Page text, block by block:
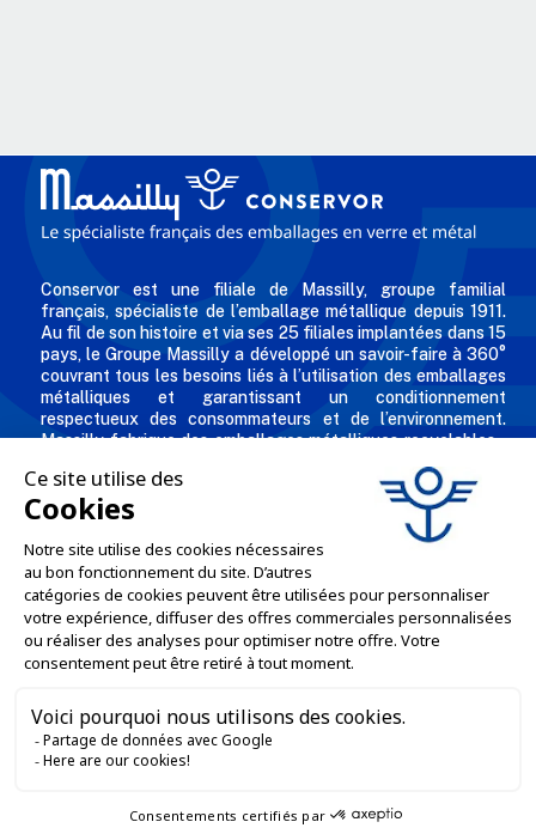
Conservor est une filiale de Massilly, groupe familial
français, spécialiste de l’emballage métallique depuis 1911.
Au fil de son histoire et via ses 25 filiales implantées dans 15
pays, le Groupe Massilly a développé un savoir-faire à 360°
couvrant tous les besoins liés à l’utilisation des emballages
métalliques et garantissant un conditionnement
respectueux des consommateurs et de l’environnement.
Massilly fabrique des emballages métalliques recyclables -
comme les capsules twist, conserves, aérosols, emballages
industriels, boîtes décorées et personnalisées pour les
professionnels de l'agro alimentaire et des industries
L'ENTREPRISE
NOS OFFRES
SERVICES VENTE EN LIGNE
GARDONS LE CONTACT